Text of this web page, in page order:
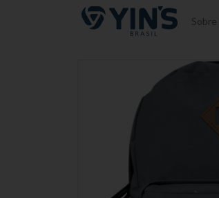
Pular para o conteúdo Sobre